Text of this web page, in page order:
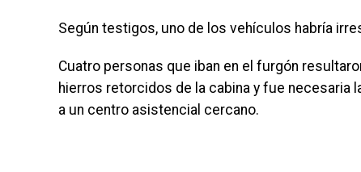
Según testigos, uno de los vehículos habría
Cuatro personas que iban en el furgón
hierros retorcidos de la cabina y fue necesaria
a un centro asistencial cercano.